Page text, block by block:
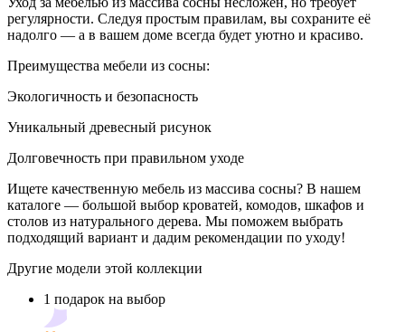
регулярности. Следуя простым правилам, вы сохраните её
надолго — а в вашем доме всегда будет уютно и красиво.
Преимущества мебели из сосны:
Экологичность и безопасность
Уникальный древесный рисунок
Долговечность при правильном уходе
Ищете качественную мебель из массива сосны? В нашем
каталоге — большой выбор кроватей, комодов, шкафов и
столов из натурального дерева. Мы поможем выбрать
подходящий вариант и дадим рекомендации по уходу!
Другие модели этой коллекции
1 подарок на выбор